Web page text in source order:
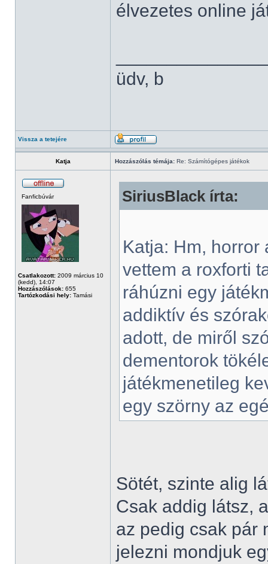
élvezetes online
üdv, b
Vissza a tetejére
Katja Hozzászólás témája: Re: Számítógépes játékok
Fanficbúvár
Csatlakozott: 2009 március 10
(kedd), 14:07
Hozzászólások: 655
Tartózkodási hely: Tamási
SiriusBlack írta:
Katja: Hm, horror
vettem a roxforti
ráhúzni egy
addiktív és
adott, de miről
dementorok
játékmenetileg
egy szörny az
Sötét, szinte alig
Csak addig látsz,
az pedig csak pár
jelezni mondjuk